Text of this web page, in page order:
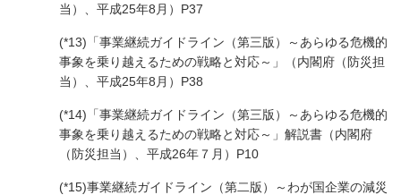
当）、平成25年8月）P37
(*13)「事業継続ガイドライン（第三版）～あらゆる危機的
事象を乗り越えるための戦略と対応～」（内閣府（防災担
当）、平成25年8月）P38
(*14)「事業継続ガイドライン（第三版）～あらゆる危機的
事象を乗り越えるための戦略と対応～」解説書（内閣府
（防災担当）、平成26年７月）P10
(*15)事業継続ガイドライン（第二版）～わが国企業の減災